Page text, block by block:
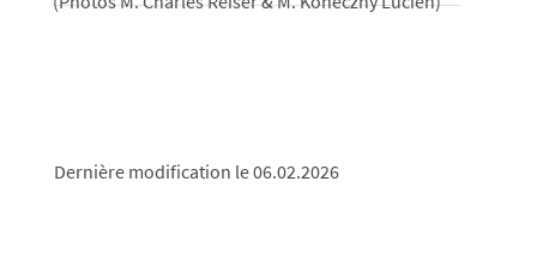
Dernière modification le 06.02.2026